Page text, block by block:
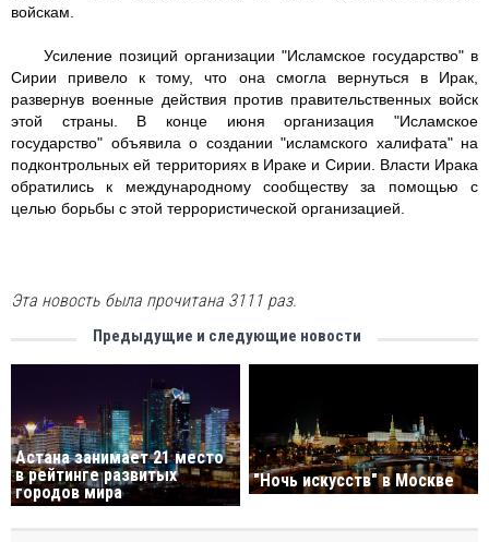
войскам.
Усиление позиций организации "Исламское государство" в
Сирии привело к тому, что она смогла вернуться в Ирак,
развернув военные действия против правительственных войск
этой страны. В конце июня организация "Исламское
государство" объявила о создании "исламского халифата" на
подконтрольных ей территориях в Ираке и Сирии. Власти Ирака
обратились к международному сообществу за помощью с
целью борьбы с этой террористической организацией.
Эта новость была прочитана 3111 раз.
Предыдущие и следующие новости
Астана занимает 21 место
в рейтинге развитых
городов мира
"Ночь искусств" в Москве